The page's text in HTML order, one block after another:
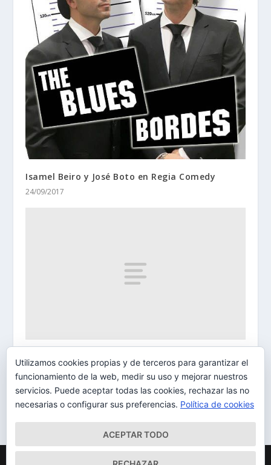
Isamel Beiro y José Boto en Regia Comedy
24/09/2017
La exposición itinerante D´AliX, El futuro es el
presente, visita La Laguna
27/06/2013
Elegant Themes| Desarrollado por
Utilizamos cookies propias y de terceros para garantizar el
funcionamiento de la web, medir su uso y mejorar nuestros
servicios. Puede aceptar todas las cookies, rechazar las no
necesarias o configurar sus preferencias. Política de cookies
ACEPTAR TODO